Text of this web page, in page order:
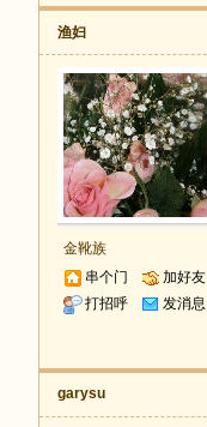
渔妇
金靴族
串个门
加好友
打招呼
发消息
garysu